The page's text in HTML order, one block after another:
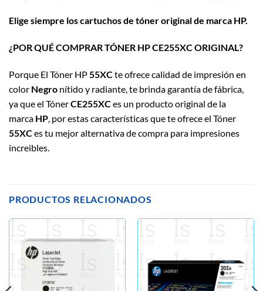
Elige siempre los cartuchos de tóner original de marca HP.
¿POR QUÉ COMPRAR TÓNER HP CE255XC ORIGINAL?
Porque El Tóner HP 55XCte ofrece calidad de impresión en
color Negro nítido y radiante, te brinda garantía de fábrica,
ya que el TónerCE255XCes un producto original de la
marca HP , por estas características que te ofrece el Tóner
55XCes tu mejor alternativa de compra para impresiones
increibles.
PRODUCTOS RELACIONADOS